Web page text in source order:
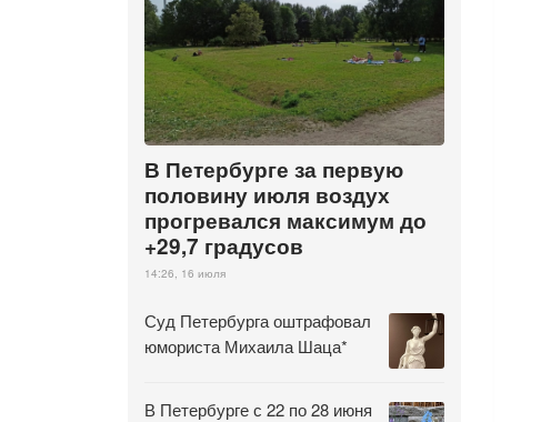
В Петербурге за первую
половину июля воздух
прогревался максимум до
+29,7 градусов
14:26, 16 июля
Суд Петербурга оштрафовал
юмориста Михаила Шаца*
В Петербурге с 22 по 28 июня